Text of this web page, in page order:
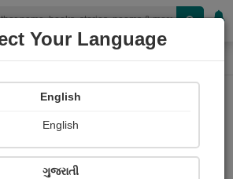
મંદિરની કલાકૃતિ Photograph About
Your Language
English
English
ગુજરાતી